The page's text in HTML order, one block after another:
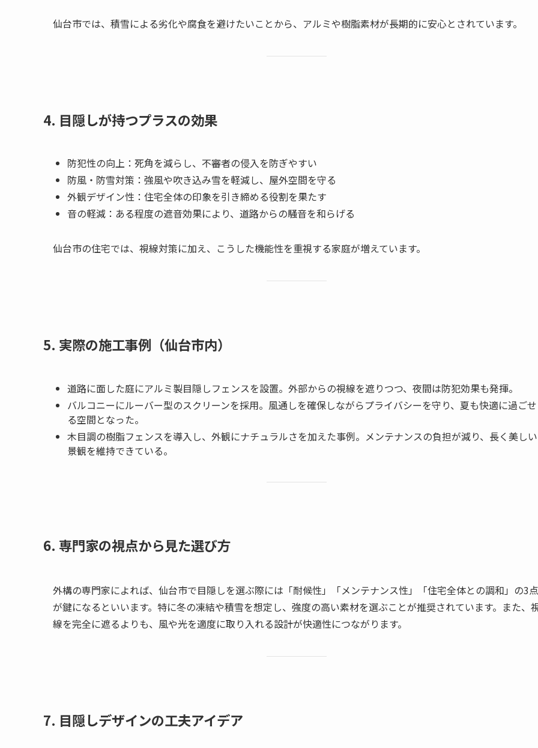
仙台市では、積雪による劣化や腐食を避けたいことから、アルミや樹脂素材が長期的に安心とされています。
4. 目隠しが持つプラスの効果
防犯性の向上：死角を減らし、不審者の侵入を防ぎやすい
防風・防雪対策：強風や吹き込み雪を軽減し、屋外空間を守る
外観デザイン性：住宅全体の印象を引き締める役割を果たす
音の軽減：ある程度の遮音効果により、道路からの騒音を和らげる
仙台市の住宅では、視線対策に加え、こうした機能性を重視する家庭が増えています。
5. 実際の施工事例（仙台市内）
道路に面した庭にアルミ製目隠しフェンスを設置。外部からの視線を遮りつつ、夜間は防犯効果も発揮。
バルコニーにルーバー型のスクリーンを採用。風通しを確保しながらプライバシーを守り、夏も快適に過ごせ
る空間となった。
木目調の樹脂フェンスを導入し、外観にナチュラルさを加えた事例。メンテナンスの負担が減り、長く美しい
景観を維持できている。
6. 専門家の視点から見た選び方
外構の専門家によれば、仙台市で目隠しを選ぶ際には「耐候性」「メンテナンス性」「住宅全体との調和」の3点
が鍵になるといいます。特に冬の凍結や積雪を想定し、強度の高い素材を選ぶことが推奨されています。また、
線を完全に遮るよりも、風や光を適度に取り入れる設計が快適性につながります。
7. 目隠しデザインの工夫アイデア